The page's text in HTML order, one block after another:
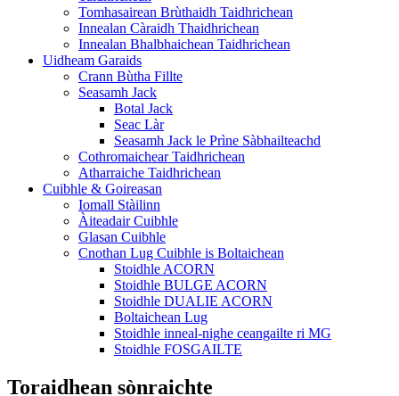
Tomhasairean Brùthaidh Taidhrichean
Innealan Càraidh Thaidhrichean
Innealan Bhalbhaichean Taidhrichean
Uidheam Garaids
Crann Bùtha Fillte
Seasamh Jack
Botal Jack
Seac Làr
Seasamh Jack le Prìne Sàbhailteachd
Cothromaichear Taidhrichean
Atharraiche Taidhrichean
Cuibhle & Goireasan
Iomall Stàilinn
Àiteadair Cuibhle
Glasan Cuibhle
Cnothan Lug Cuibhle is Boltaichean
Stoidhle ACORN
Stoidhle BULGE ACORN
Stoidhle DUALIE ACORN
Boltaichean Lug
Stoidhle inneal-nighe ceangailte ri MG
Stoidhle FOSGAILTE
Toraidhean sònraichte